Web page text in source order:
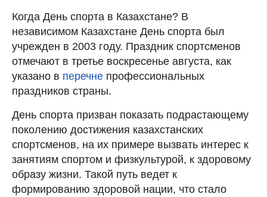
Когда День спорта в Казахстане? В
независимом Казахстане День спорта был
учрежден в 2003 году. Праздник спортсменов
отмечают в третье воскресенье августа, как
указано в перечне профессиональных
праздников страны.
День спорта призван показать подрастающему
поколению достижения казахстанских
спортсменов, на их примере вызвать интерес к
занятиям спортом и физкультурой, к здоровому
образу жизни. Такой путь ведет к
формированию здоровой нации, что стало